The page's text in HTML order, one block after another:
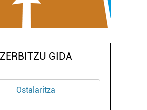
ZERBITZU GIDA
Barne diseinua